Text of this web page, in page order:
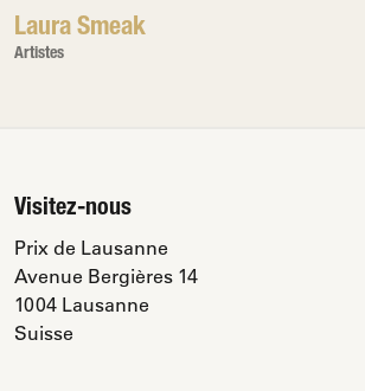
Laura Smeak
Artistes
Visitez-nous
Prix de Lausanne
Avenue Bergières 14
1004 Lausanne
Suisse